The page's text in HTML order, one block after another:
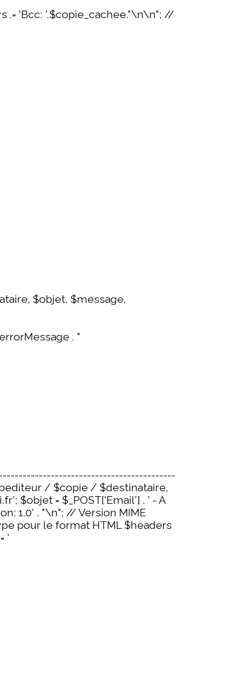
.= 'Bcc: '.$copie_cachee."\n\n"; //
$objet, $message,
. "
/ $copie / $destinataire,
$objet = $_POST['Email'] . ' - A
1.0' . "\n"; // Version MIME
pour le format HTML $headers
'